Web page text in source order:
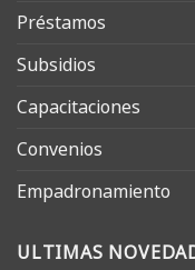
Préstamos
Subsidios
Capacitaciones
Convenios
Empadronamiento
ULTIMAS